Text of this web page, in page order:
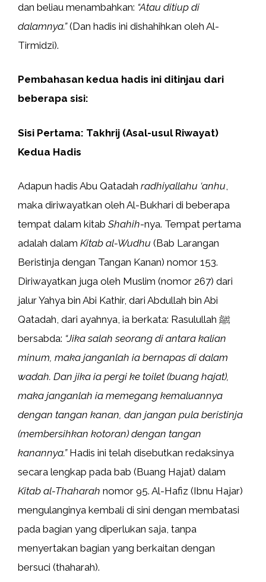
dan beliau menambahkan: “Atau ditiup di
dalamnya.”(Dan hadis ini dishahihkan oleh Al-
Tirmidzi).
Pembahasan kedua hadis ini ditinjau dari
beberapa sisi:
Sisi Pertama: Takhrij (Asal-usul Riwayat)
Kedua Hadis
Adapun hadis Abu Qatadah radhiyallahu ‘anhu,
maka diriwayatkan oleh Al-Bukhari di beberapa
tempat dalam kitab Shahih-nya. Tempat pertama
adalah dalam Kitab al-Wudhu (Bab Larangan
Beristinja dengan Tangan Kanan) nomor 153.
Diriwayatkan juga oleh Muslim (nomor 267) dari
jalur Yahya bin Abi Kathir, dari Abdullah bin Abi
Qatadah, dari ayahnya, ia berkata: Rasulullah ﷺ
bersabda: “Jika salah seorang di antara kalian
minum, maka janganlah ia bernapas di dalam
wadah. Dan jika ia pergi ke toilet (buang hajat),
maka janganlah ia memegang kemaluannya
dengan tangan kanan, dan jangan pula beristinja
(membersihkan kotoran) dengan tangan
kanannya.” Hadis ini telah disebutkan redaksinya
secara lengkap pada bab (Buang Hajat) dalam
Kitab al-Thaharah nomor 95. Al-Hafiz (Ibnu Hajar)
mengulanginya kembali di sini dengan membatasi
pada bagian yang diperlukan saja, tanpa
menyertakan bagian yang berkaitan dengan
bersuci (thaharah).